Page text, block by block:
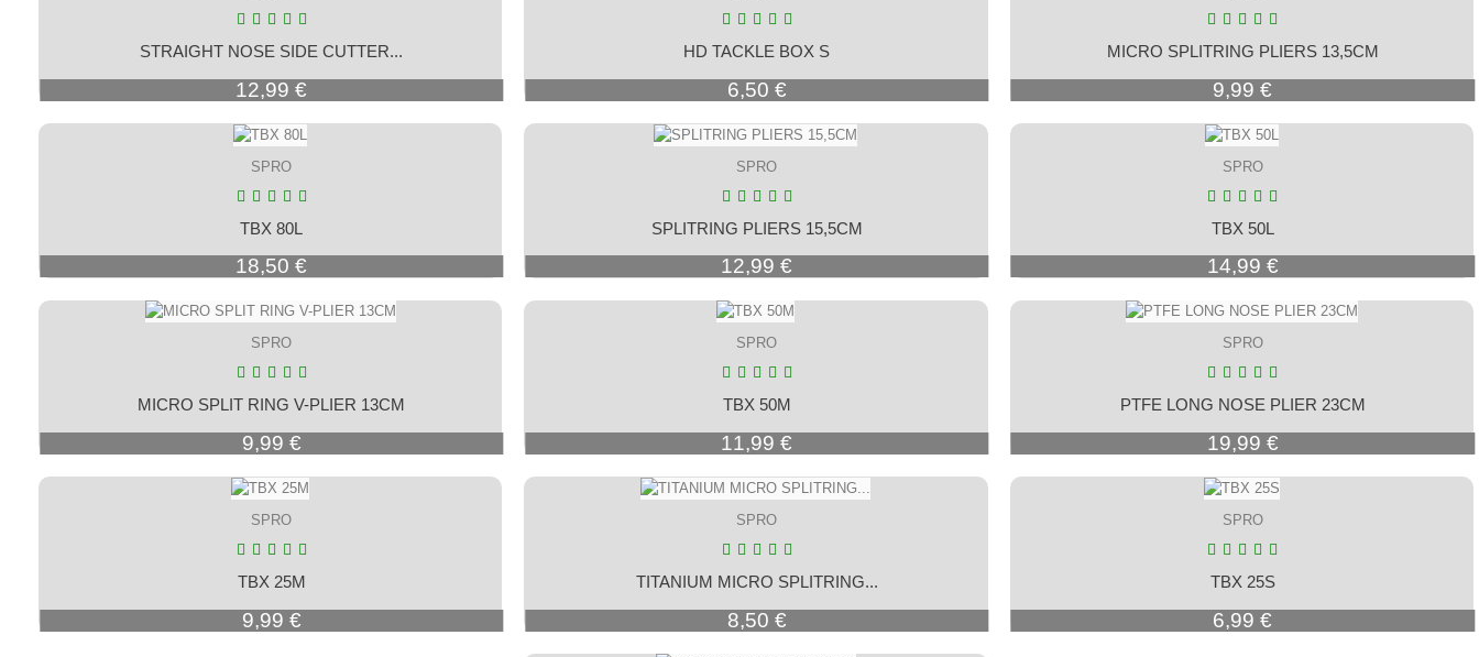
STRAIGHT NOSE SIDE CUTTER...
12,99 €
HD TACKLE BOX S
6,50 €Prix
MICRO SPLITRING PLIERS 13,5CM
9,99 €
SPRO
TBX 80L
18,50 €
SPRO
SPLITRING PLIERS 15,5CM
12,99 €
SPRO
TBX 50L
14,99 €Prix
SPRO
MICRO SPLIT RING V-PLIER 13CM
9,99 €Prix
SPRO
TBX 50M
11,99 €
SPRO
PTFE LONG NOSE PLIER 23CM
19,99 €Prix
SPRO
TBX 25M
9,99 €Prix
SPRO
TITANIUM MICRO SPLITRING...
8,50 €Prix
SPRO
TBX 25S
6,99 €